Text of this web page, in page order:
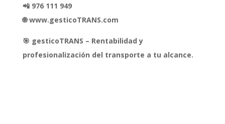
📲 976 111 949
🌐 www.gesticoTRANS.com
🎯 gesticoTRANS – Rentabilidad y
profesionalización del transporte a tu alcance.